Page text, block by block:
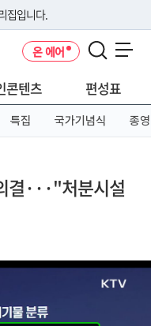
집입니다.
사용하고 있다면 아래 URL에
온 에어
콘텐츠 편성표
특집 국가기념식 종영
결···"처분시설